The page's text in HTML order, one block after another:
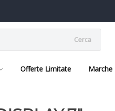
Cerca
Offerte Limitate Marche